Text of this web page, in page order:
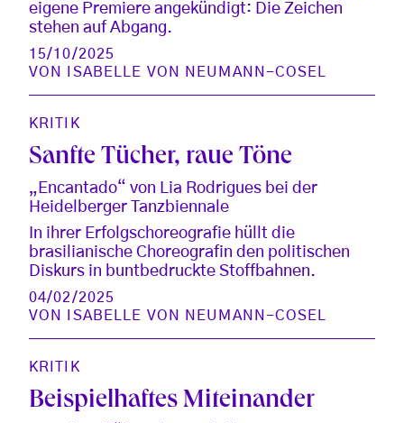
eigene Premiere angekündigt: Die Zeichen
stehen auf Abgang.
15/10/2025
VON
ISABELLE VON NEUMANN-COSEL
KRITIK
Sanfte Tücher, raue Töne
„Encantado“ von Lia Rodrigues bei der
Heidelberger Tanzbiennale
In ihrer Erfolgschoreografie hüllt die
brasilianische Choreografin den politischen
Diskurs in buntbedruckte Stoffbahnen.
04/02/2025
VON
ISABELLE VON NEUMANN-COSEL
KRITIK
Beispielhaftes Miteinander